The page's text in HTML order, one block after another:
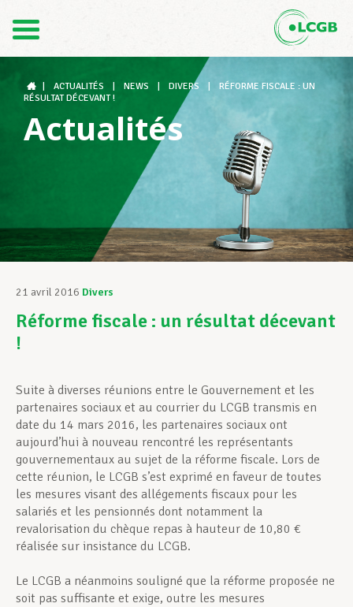
DE
Le LCGB
Structures syndicales
Assistance au Travail
Vos droits
Assistance en vie privée
Développement professionnel
Devenir Membre
Actualités
ACTUALITÉS NEWS DIVERS
RÉFORME FISCALE : UN
RÉSULTAT DÉCEVANT !
Actualités
21 avril 2016 Divers
Réforme fiscale : un résultat décevant
!
Suite à diverses réunions entre le Gouvernement et les
partenaires sociaux et au courrier du LCGB transmis en
date du 14 mars 2016, les partenaires sociaux ont
aujourd’hui à nouveau rencontré les représentants
gouvernementaux au sujet de la réforme fiscale. Lors de
cette réunion, le LCGB s’est exprimé en faveur de toutes
les mesures visant des allégements fiscaux pour les
salariés et les pensionnés dont notamment la
revalorisation du chèque repas à hauteur de 10,80 €
réalisée sur insistance du LCGB.
Le LCGB a néanmoins souligné que la réforme proposée ne
soit pas suffisante et exige, outre les mesures